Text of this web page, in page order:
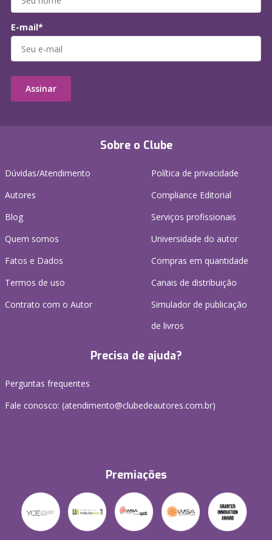
Sobre o Clube
Dúvidas/Atendimento
Autores
Blog
Quem somos
Fatos e Dados
Termos de uso
Contrato com o Autor
Política de privacidade
Compliance Editorial
Serviços profissionais
Universidade do autor
Compras em quantidade
Canais de distribuição
Simulador de publicação
de livros
Precisa de ajuda?
Perguntas frequentes
Fale conosco: (atendimento@clubedeautores.com.br)
Premiações
E-mail*
Assinar